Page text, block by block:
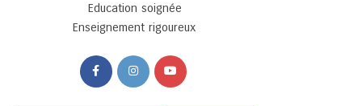
Education soignée
Enseignement rigoureux